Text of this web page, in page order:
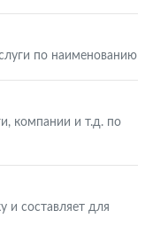
по наименованию
компании и т.д. по
и составляет для